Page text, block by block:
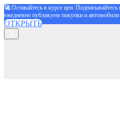
🚀Оставайтесь в курсе цен: Подписывайтесь
ежедневно публикуем покупки и
ОТКРЫТЬ